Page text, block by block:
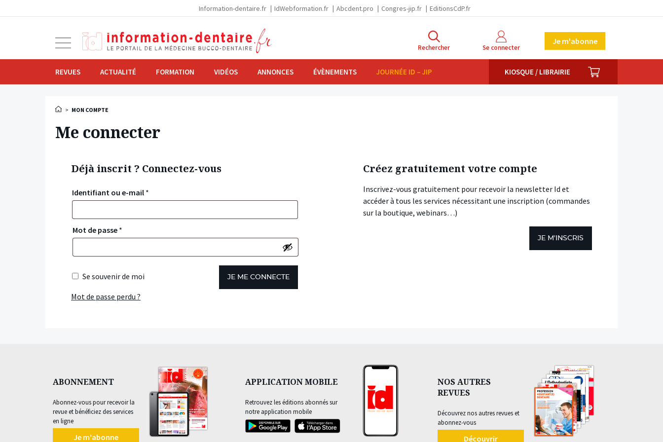
Information-dentaire.fr IdWebformation.fr Abcdent.pro Congres-jip.fr EditionsCdP.fr
navigation
Rechercher Se connecter
Je m'abonne
REVUES ACTUALITÉ FORMATION VIDÉOS ANNONCES ÉVÈNEMENTS JOURNÉE ID – JIP KIOSQUE / LIBRAIRIE PANIER
> MON COMPTE
Me connecter
Déjà inscrit ? Connectez-vous
Identifiant ou e-mail *
Mot de passe *
Se souvenir de moi JE ME CONNECTE
Mot de passe perdu ?
Créez gratuitement votre compte
Inscrivez-vous gratuitement pour recevoir la newsletter Id et
accéder à tous les services nécessitant une inscription (commandes
sur la boutique, webinars…)
JE M'INSCRIS
ABONNEMENT
Abonnez-vous pour recevoir la
revue et bénéficiez des services
en ligne
Je m'abonne
APPLICATION MOBILE
Retrouvez les éditions abonnés sur
notre application mobile
NOS AUTRES
REVUES
Découvrez nos autres revues et
abonnez-vous
Découvrir